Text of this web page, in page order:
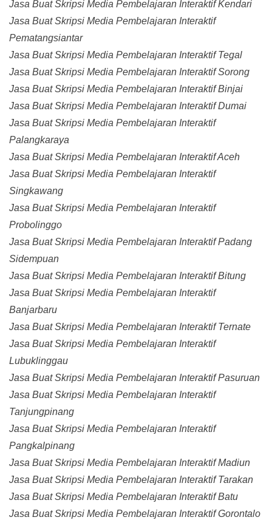
Jasa Buat Skripsi Media Pembelajaran Interaktif Kendari
Jasa Buat Skripsi Media Pembelajaran Interaktif
Pematangsiantar
Jasa Buat Skripsi Media Pembelajaran Interaktif Tegal
Jasa Buat Skripsi Media Pembelajaran Interaktif Sorong
Jasa Buat Skripsi Media Pembelajaran Interaktif Binjai
Jasa Buat Skripsi Media Pembelajaran Interaktif Dumai
Jasa Buat Skripsi Media Pembelajaran Interaktif
Palangkaraya
Jasa Buat Skripsi Media Pembelajaran Interaktif Aceh
Jasa Buat Skripsi Media Pembelajaran Interaktif
Singkawang
Jasa Buat Skripsi Media Pembelajaran Interaktif
Probolinggo
Jasa Buat Skripsi Media Pembelajaran Interaktif Padang
Sidempuan
Jasa Buat Skripsi Media Pembelajaran Interaktif Bitung
Jasa Buat Skripsi Media Pembelajaran Interaktif
Banjarbaru
Jasa Buat Skripsi Media Pembelajaran Interaktif Ternate
Jasa Buat Skripsi Media Pembelajaran Interaktif
Lubuklinggau
Jasa Buat Skripsi Media Pembelajaran Interaktif Pasuruan
Jasa Buat Skripsi Media Pembelajaran Interaktif
Tanjungpinang
Jasa Buat Skripsi Media Pembelajaran Interaktif
Pangkalpinang
Jasa Buat Skripsi Media Pembelajaran Interaktif Madiun
Jasa Buat Skripsi Media Pembelajaran Interaktif Tarakan
Jasa Buat Skripsi Media Pembelajaran Interaktif Batu
Jasa Buat Skripsi Media Pembelajaran Interaktif Gorontalo